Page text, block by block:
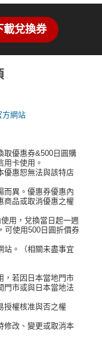
載兌換券
方網站
取優惠券&500日圓購
用卡使用。
優惠恕無法與該特店
而異。優惠券優惠內
商品或取消優惠之權
用，兌換當日起一週
可使用500日圓折價券
站。（相關未盡事宜
，若因日本當地門市
門市或與日本當地法
授權核准與否之權
修改、變更或取消本